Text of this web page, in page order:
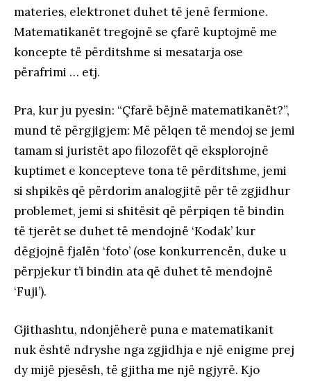
materies, elektronet duhet të jenë fermione.
Matematikanët tregojnë se çfarë kuptojmë me
koncepte të përditshme si mesatarja ose
përafrimi … etj.
Pra, kur ju pyesin: “Çfarë bëjnë matematikanët?”,
mund të përgjigjem: Më pëlqen të mendoj se jemi
tamam si juristët apo filozofët që eksplorojnë
kuptimet e koncepteve tona të përditshme, jemi
si shpikës që përdorim analogjitë për të zgjidhur
problemet, jemi si shitësit që përpiqen të bindin
të tjerët se duhet të mendojnë ‘Kodak’ kur
dëgjojnë fjalën ‘foto’ (ose konkurrencën, duke u
përpjekur t’i bindin ata që duhet të mendojnë
‘Fuji’).
Gjithashtu, ndonjëherë puna e matematikanit
nuk është ndryshe nga zgjidhja e një enigme prej
dy mijë pjesësh, të gjitha me një ngjyrë. Kjo